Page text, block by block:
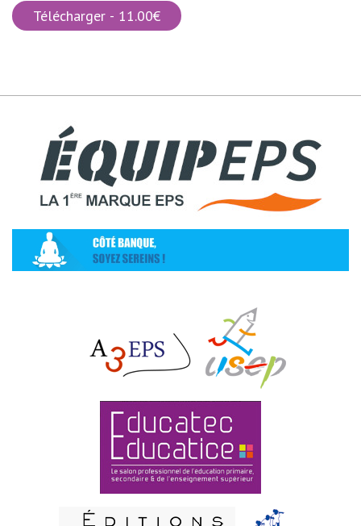
Télécharger - 11.00€